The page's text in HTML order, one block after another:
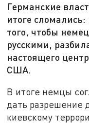
Германские
итоге
того, чтобы
русскими,
настоящего
США.
В итоге немцы
дать разрешение
киевскому